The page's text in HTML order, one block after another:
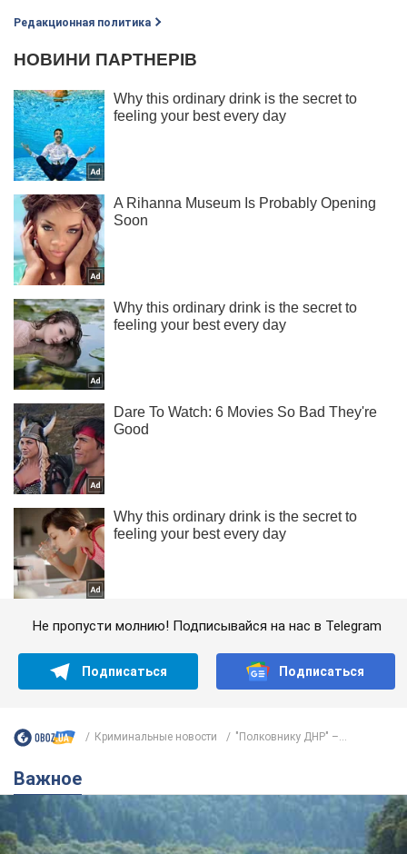
Редакционная политика
Не пропусти молнию! Подписывайся на нас в Telegram
Подписаться Подписаться
Криминальные новости "Полковнику ДНР" –...
Важное